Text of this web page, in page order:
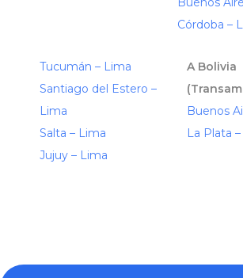
Córdoba –
Tucumán – Lima
Santiago del Estero –
Lima
Salta – Lima
Jujuy – Lima
A Bolivia
Buenos
La Plata